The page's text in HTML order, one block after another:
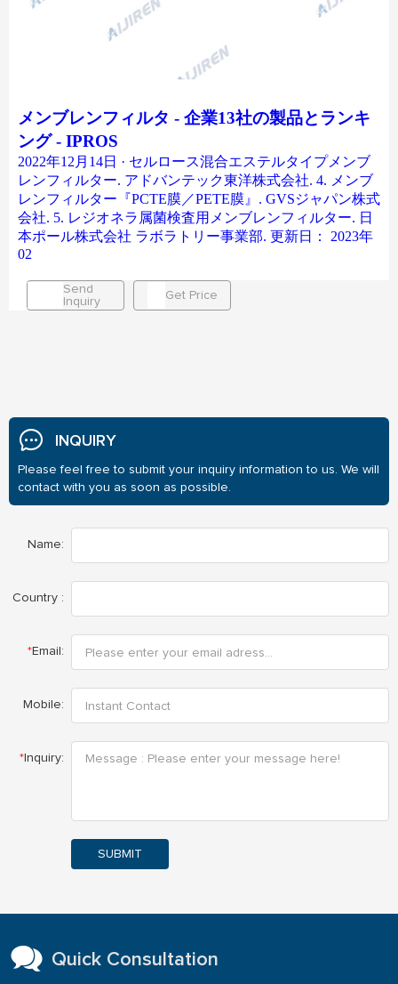
メンブレンフィルタ - 企業13社の製品とランキ
ング - IPROS
2022年12月14日 · セルロース混合エステルタイプメンブ
レンフィルター. アドバンテック東洋株式会社. 4. メンブ
レンフィルター『PCTE膜／PETE膜』. GVSジャパン株式
会社. 5. レジオネラ属菌検査用メンブレンフィルター. 日
本ポール株式会社 ラボラトリー事業部. 更新日： 2023年
02
Send
Inquiry
Get Price
INQUIRY
Please feel free to submit your inquiry information to us. We will
contact with you as soon as possible.
Name:
Country :
*Email:
Mobile:
* Inquiry:
SUBMIT
Quick Consultation